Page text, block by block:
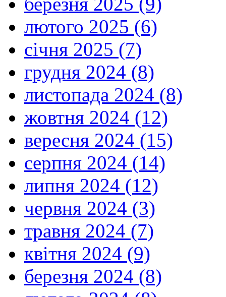
лютого 2025 (6)
січня 2025 (7)
грудня 2024 (8)
листопада 2024 (8)
жовтня 2024 (12)
вересня 2024 (15)
серпня 2024 (14)
липня 2024 (12)
червня 2024 (3)
травня 2024 (7)
квітня 2024 (9)
березня 2024 (8)